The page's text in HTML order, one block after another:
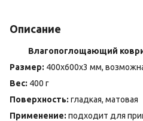
Описание
Влагопоглощающий
Размер: 400х600х3 мм,
Вес: 400 г
Поверхность: гладкая, матовая
Применение: подходит для